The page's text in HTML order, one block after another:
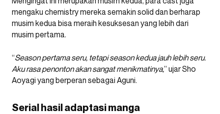
mengaku chemistry mereka semakin solid dan berharap
musim kedua bisa meraih kesuksesan yang lebih dari
musim pertama.
“Season pertama seru, tetapi season kedua jauh lebih seru.
Aku rasa penonton akan sangat menikmatinya,” ujar Sho
Aoyagi yang berperan sebagai Aguni.
Serial hasil adaptasi manga